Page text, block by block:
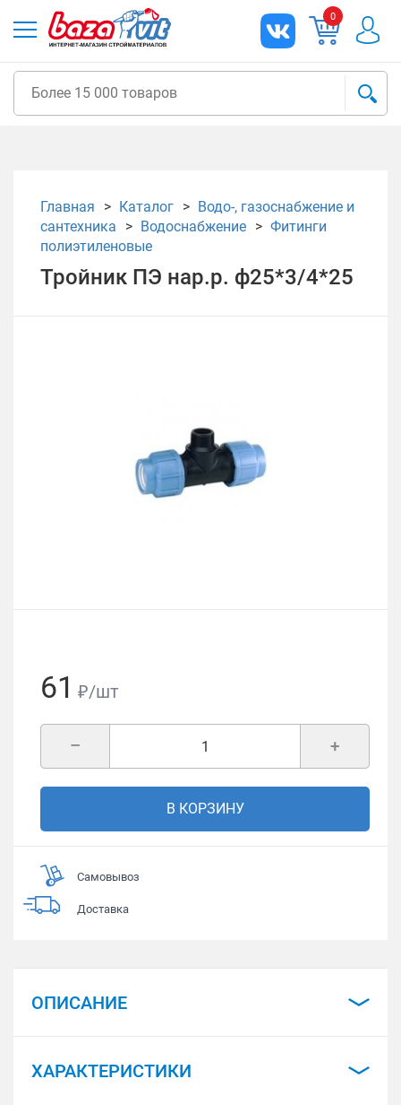
0
Главная Каталог
Водо-, газоснабжение и
сантехника
Водоснабжение
Фитинги
полиэтиленовые
Тройник ПЭ нар.р. ф25*3/4*25
61 ₽/шт
+
–
В КОРЗИНУ
Самовывоз
Доставка
ОПИСАНИЕ
ХАРАКТЕРИСТИКИ